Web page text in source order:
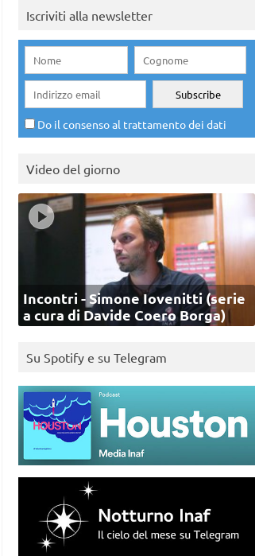
Iscriviti alla newsletter
Do il consenso al trattamento dei dati
Video del giorno
Incontri - Simone Iovenitti (serie
a cura di Davide Coero Borga)
Su Spotify e su Telegram